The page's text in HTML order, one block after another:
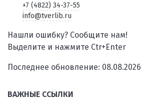
+7 (4822) 34-37-55
info@tverlib.ru
Нашли ошибку? Сообщите нам!
Выделите и нажмите Ctr+Enter
Последнее обновление: 08.08.2026
ВАЖНЫЕ ССЫЛКИ